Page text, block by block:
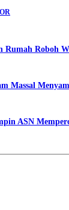
Rumah Roboh
Massal
ASN